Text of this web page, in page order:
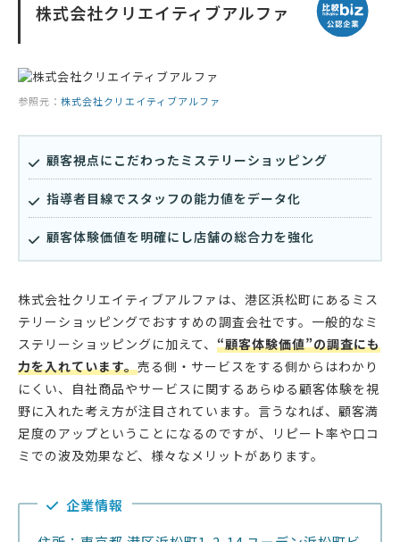
株式会社クリエイティブアルファ
参照元： 株式会社クリエイティブアルファ
顧客視点にこだわったミステリーショッピング
指導者目線でスタッフの能力値をデータ化
顧客体験価値を明確にし店舗の総合力を強化
株式会社クリエイティブアルファは、港区浜松町にあるミス
テリーショッピングでおすすめの調査会社です。一般的なミ
ステリーショッピングに加えて、 “顧客体験価値”の調査にも
力を入れています。売る側・サービスをする側からはわかり
にくい、自社商品やサービスに関するあらゆる顧客体験を視
野に入れた考え方が注目されています。言うなれば、顧客満
足度のアップということになるのですが、リピート率や口コ
ミでの波及効果など、様々なメリットがあります。
企業情報